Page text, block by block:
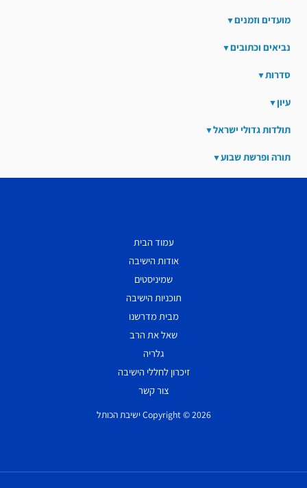
מועדים וזמנים
נביאים וכתובים
סדרות
עיון
תולדות גדולי ישראל
תורה ופרשת שבוע
עמוד הבית
אודות הישיבה
שמיניסטים
תוכניות הישיבה
מבית מדרשנו
שאל את הרב
גלריה
זיכרון לחללי הישיבה
צור קשר
Copyright © 2026 ישיבת הכותל